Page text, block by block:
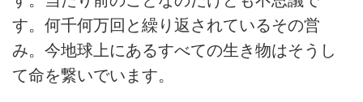
す。何千何万回と繰り返されているその営
み。今地球上にあるすべての生き物はそうし
て命を繋いでいます。